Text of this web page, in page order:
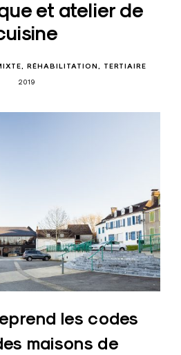
et atelier de
RÉHABILITATION TERTIAIRE
2019
les codes
maisons de